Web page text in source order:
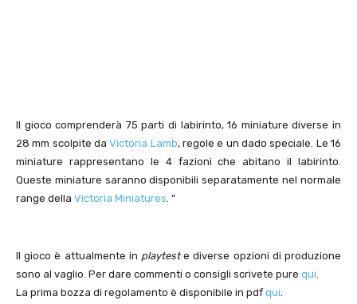
Il gioco comprenderà 75 parti di labirinto, 16 miniature diverse in
28 mm scolpite daVictoria Lamb, regole e un dado speciale. Le 16
miniature rappresentano le 4 fazioni che abitano il labirinto.
Queste miniature saranno disponibili separatamente nel normale
range della Victoria Miniatures. “
Il gioco è attualmente in playteste diverse opzioni di produzione
sono al vaglio. Per dare commenti o consigli scrivete pure qui.
La prima bozza di regolamento è disponibile in pdf qui.